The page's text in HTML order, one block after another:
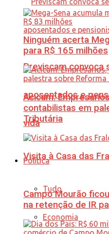
Previscam convoca
aposentados e
vida
Política
Tudo
Economia
Ninguém acerta
para R$ 165 milhões
Acicam:
contabilistas em
Tributária
Visita à Casa das
Campo Mourão
na retenção de IR